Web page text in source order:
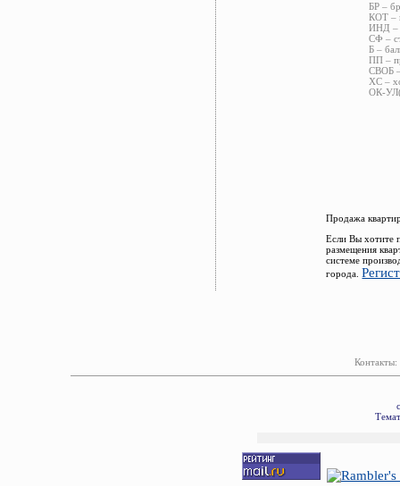
БР –
КОТ –
ИНД –
СФ –
Б –
ПП –
СВОБ –
ХС –
ОК-
Продажа
Если Вы хотите
размещения
системе
города.
Контакты: